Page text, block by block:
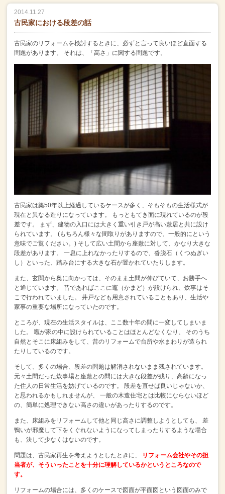
2014.11.27
古民家における段差の話
古民家のリフォームを検討するときに、必ずと言って良いほど直面する
問題があります。
それは、「高さ」に関する問題です。
古民家は築50年以上経過しているケースが多く、そもそもの生活様式が
現在と異なる造りになっています。
もっともてき面に現れているのが段
差です。
まず、建物の入口には大きく重い引き戸が高い敷居と共に設け
られています。
(もちろん様々な間取りがありますので、一般的にという
意味でご覧ください。) そして広い土間から座敷に対して、かなり大きな
段差があります。
一息に上れなかったりするので、沓脱石（くつぬぎい
し）といった、踏み台にする大きな石が置かれていたりします。
また、玄関から奥に向かっては、そのまま土間が伸びていて、お勝手へ
と通じています。
昔であればここに竈（かまど）が設けられ、炊事はそ
こで行われていました。
井戸なども用意されていることもあり、生活や
家事の重要な場所になっていたのです。
ところが、現在の生活スタイルは、ここ数十年の間に一変してしまいま
した。
竈が家の中に設けられていることはほとんどなくなり、
そのうち
自然とそこに床組みをして、昔のリフォームで台所や水まわりが造られ
たりしているのです。
そして、多くの場合、段差の問題は解消されないまま残されています。
元々土間だった炊事場と座敷との間には大きな段差が残り、高齢になっ
た住人の日常生活を妨げているのです。
段差を直せば良いじゃないか、
と思われるかもしれませんが、
一般の木造住宅とは比較にならないほど
の、簡単に処理できない高さの違いがあったりするのです。
また、床組みをリフォームして他と同じ高さに調整しようとしても、
差
鴨いが邪魔して下をくぐれないようになってしまったりするような場合
も、決して少なくはないのです。
問題は、古民家再生を考えようとしたときに、
リフォーム会社やその担
当者が、そういったことを十分に理解しているかというところなので
す。
リフォームの場合には、多くのケースで図面が平面図という図面のみで